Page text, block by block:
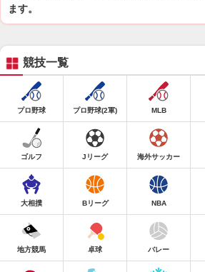
ます。
競技一覧
プロ野球 プロ野球(2軍) MLB
ゴルフ Jリーグ 海外サッカー
大相撲 Bリーグ NBA
地方競馬 卓球 バレー